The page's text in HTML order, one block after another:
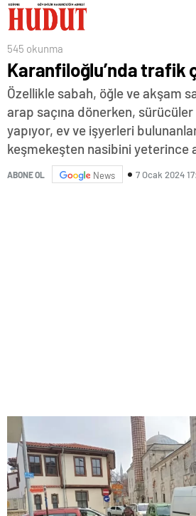
545 okunma
Karanfiloğlu’nda trafik
Özellikle sabah, öğle ve akşam
arap saçına dönerken, sürücüler
yapıyor, ev ve işyerleri
keşmekeşten nasibini yeterince
ABONE OL News 7 Ocak 2024